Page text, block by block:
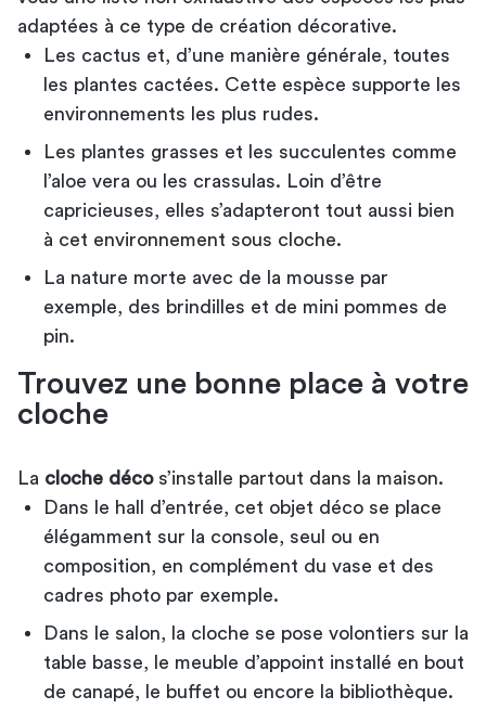
adaptées à ce type de création décorative.
Les cactus et, d’une manière générale, toutes
les plantes cactées. Cette espèce supporte les
environnements les plus rudes.
Les plantes grasses et les succulentes comme
l’aloe vera ou les crassulas. Loin d’être
capricieuses, elles s’adapteront tout aussi bien
à cet environnement sous cloche.
La nature morte avec de la mousse par
exemple, des brindilles et de mini pommes de
pin.
Trouvez une bonne place à votre
cloche
La cloche décos’installe partout dans la maison.
Dans le hall d’entrée, cet objet déco se place
élégamment sur la console, seul ou en
composition, en complément du vase et des
cadres photo par exemple.
Dans le salon, la cloche se pose volontiers sur la
table basse, le meuble d’appoint installé en bout
de canapé, le buffet ou encore la bibliothèque.